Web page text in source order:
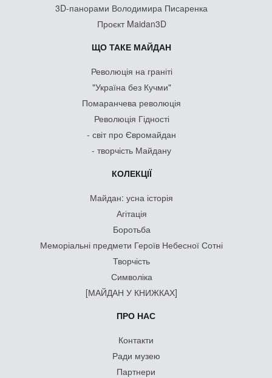
3D-панорами Володимира Писаренка
Проєкт Maidan3D
ЩО ТАКЕ МАЙДАН
Революція на граніті
"Україна без Кучми"
Помаранчева революція
Революція Гідності
- світ про Євромайдан
- творчість Майдану
КОЛЕКЦІЇ
Майдан: усна історія
Агітація
Боротьба
Меморіальні предмети Героїв Небесної Сотні
Творчість
Символіка
[МАЙДАН У КНИЖКАХ]
ПРО НАС
Контакти
Ради музею
Партнери